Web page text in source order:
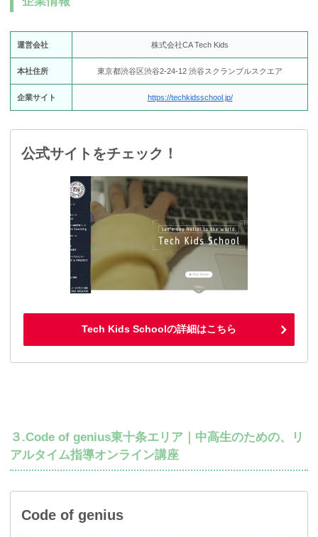
運営会社 株式会社CA Tech Kids
本社住所 東京都渋谷区渋谷2-24-12 渋谷スクランブルスクエア
企業サイト https://techkidsschool.jp/
公式サイトをチェック！
Tech Kids Schoolの詳細はこちら
３.Code of genius東十条エリア｜中高生のための、リ
アルタイム指導オンライン講座
Code of genius